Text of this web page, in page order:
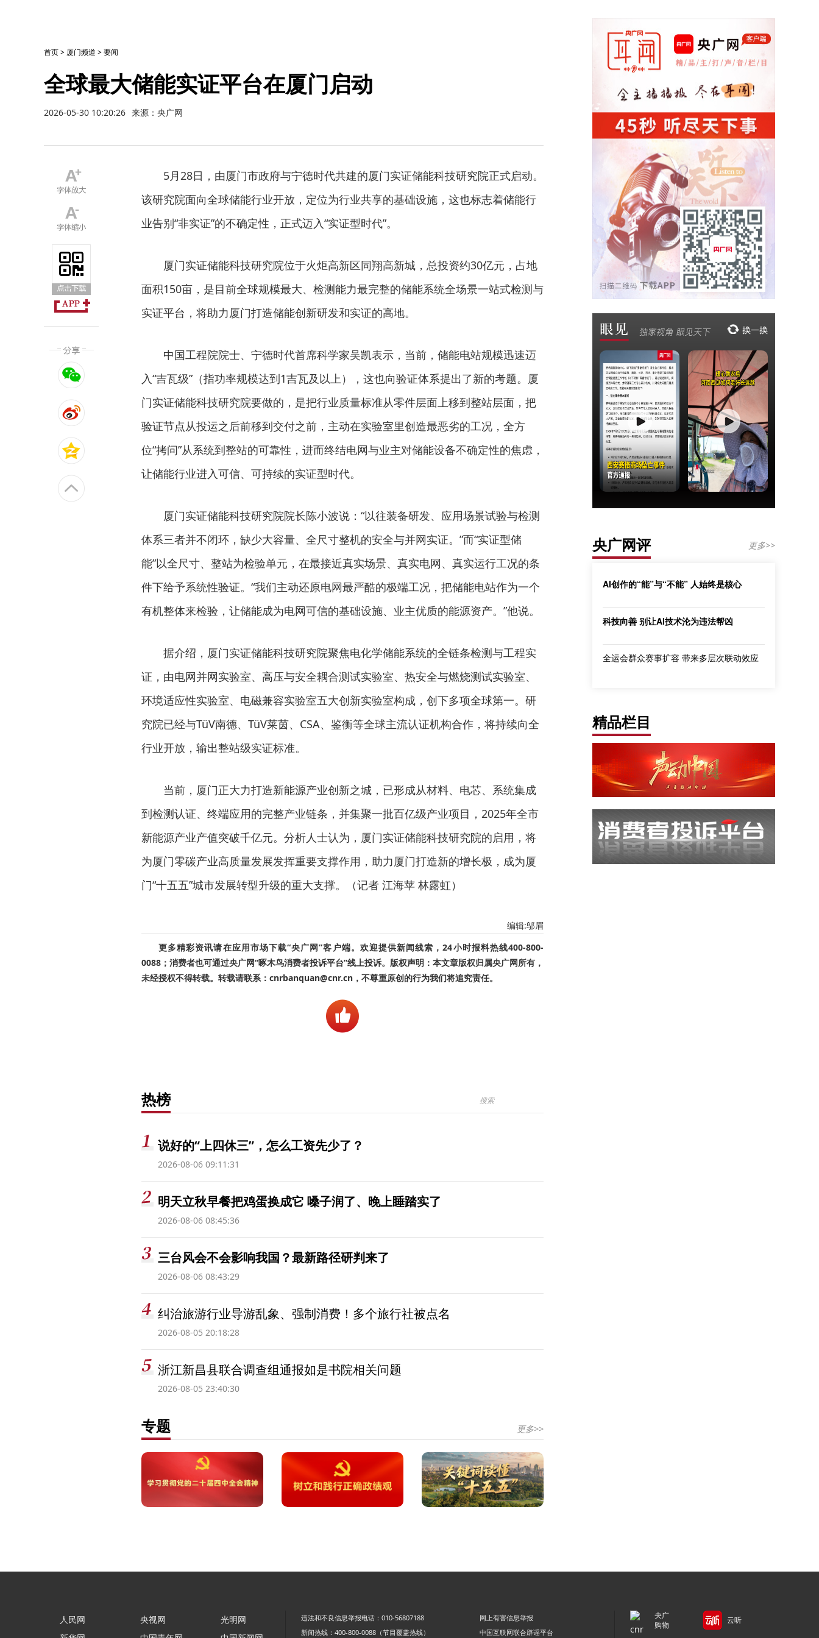
首页> 厦门频道 >要闻
全球最大储能实证平台在厦门启动
2026-05-30 10:20:26 来源：央广网
5月28日，由厦门市政府与宁德时代共建的厦门实证储能科技研究院正式启动。
该研究院面向全球储能行业开放，定位为行业共享的基础设施，这也标志着储能行
业告别“非实证”的不确定性，正式迈入“实证型时代”。
厦门实证储能科技研究院位于火炬高新区同翔高新城，总投资约30亿元，占地
面积150亩，是目前全球规模最大、检测能力最完整的储能系统全场景一站式检测与
实证平台，将助力厦门打造储能创新研发和实证的高地。
中国工程院院士、宁德时代首席科学家吴凯表示，当前，储能电站规模迅速迈
入“吉瓦级”（指功率规模达到1吉瓦及以上），这也向验证体系提出了新的考题。厦
门实证储能科技研究院要做的，是把行业质量标准从零件层面上移到整站层面，把
验证节点从投运之后前移到交付之前，主动在实验室里创造最恶劣的工况，全方
位“拷问”从系统到整站的可靠性，进而终结电网与业主对储能设备不确定性的焦虑，
让储能行业进入可信、可持续的实证型时代。
厦门实证储能科技研究院院长陈小波说：“以往装备研发、应用场景试验与检测
体系三者并不闭环，缺少大容量、全尺寸整机的安全与并网实证。”而“实证型储
能”以全尺寸、整站为检验单元，在最接近真实场景、真实电网、真实运行工况的条
件下给予系统性验证。“我们主动还原电网最严酷的极端工况，把储能电站作为一个
有机整体来检验，让储能成为电网可信的基础设施、业主优质的能源资产。”他说。
据介绍，厦门实证储能科技研究院聚焦电化学储能系统的全链条检测与工程实
证，由电网并网实验室、高压与安全耦合测试实验室、热安全与燃烧测试实验室、
环境适应性实验室、电磁兼容实验室五大创新实验室构成，创下多项全球第一。研
究院已经与TüV南德、TüV莱茵、CSA、鉴衡等全球主流认证机构合作，将持续向全
行业开放，输出整站级实证标准。
当前，厦门正大力打造新能源产业创新之城，已形成从材料、电芯、系统集成
到检测认证、终端应用的完整产业链条，并集聚一批百亿级产业项目，2025年全市
新能源产业产值突破千亿元。分析人士认为，厦门实证储能科技研究院的启用，将
为厦门零碳产业高质量发展发挥重要支撑作用，助力厦门打造新的增长极，成为厦
门“十五五”城市发展转型升级的重大支撑。（记者 江海苹 林露虹）
编辑:邬眉
更多精彩资讯请在应用市场下载“央广网”客户端。欢迎提供新闻线索，24小时报料热线400-800-
0088；消费者也可通过央广网“啄木鸟消费者投诉平台”线上投诉。版权声明：本文章版权归属央广网所有，
未经授权不得转载。转载请联系：cnrbanquan@cnr.cn，不尊重原创的行为我们将追究责任。
热榜
说好的“上四休三”，怎么工资先少了？
2026-08-06 09:11:31
明天立秋早餐把鸡蛋换成它 嗓子润了、晚上睡踏实了
2026-08-06 08:45:36
三台风会不会影响我国？最新路径研判来了
2026-08-06 08:43:29
纠治旅游行业导游乱象、强制消费！多个旅行社被点名
2026-08-05 20:18:28
浙江新昌县联合调查组通报如是书院相关问题
2026-08-05 23:40:30
专题 更多>>
央广网评 更多>>
AI创作的“能”与“不能” 人始终是核心
科技向善 别让AI技术沦为违法帮凶
全运会群众赛事扩容 带来多层次联动效应
精品栏目
人民网
央视网
光明网
违法和不良信息举报电话：010-56807188
网上有害信息举报
新闻热线：400-800-0088（节目覆盖热线）
中国互联网联合辟谣平台
央广
购物
云听